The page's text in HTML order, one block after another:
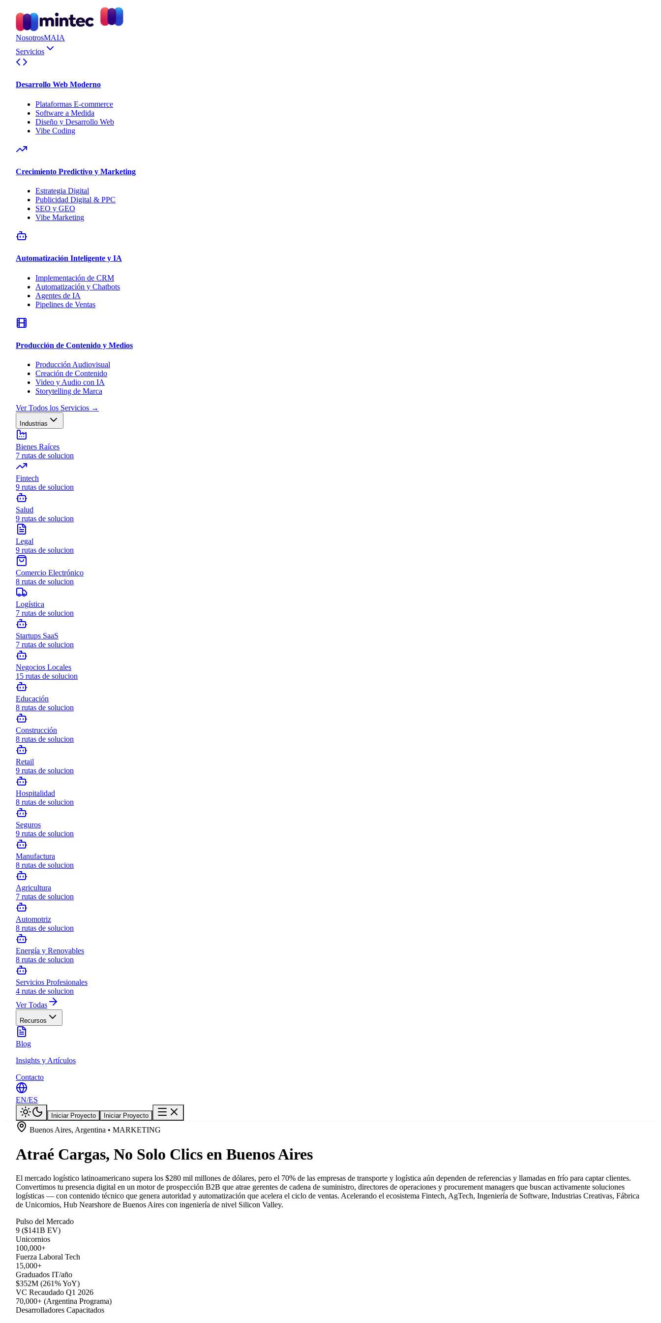
NosotrosMAIA
Servicios
Desarrollo Web Moderno
Plataformas E-commerce
Software a Medida
Diseño y Desarrollo Web
Vibe Coding
Crecimiento Predictivo y Marketing
Estrategia Digital
Publicidad Digital & PPC
SEO y GEO
Vibe Marketing
Automatización Inteligente y IA
Implementación de CRM
Automatización y Chatbots
Agentes de IA
Pipelines de Ventas
Producción de Contenido y Medios
Producción Audiovisual
Creación de Contenido
Video y Audio con IA
Storytelling de Marca
Ver Todos los Servicios →
Industrias
Bienes Raíces
7 rutas de solucion
Fintech
9 rutas de solucion
Salud
9 rutas de solucion
Legal
9 rutas de solucion
Comercio Electrónico
8 rutas de solucion
Logística
7 rutas de solucion
Startups SaaS
7 rutas de solucion
Negocios Locales
15 rutas de solucion
Educación
8 rutas de solucion
Construcción
8 rutas de solucion
Retail
9 rutas de solucion
Hospitalidad
8 rutas de solucion
Seguros
9 rutas de solucion
Manufactura
8 rutas de solucion
Agricultura
7 rutas de solucion
Automotriz
8 rutas de solucion
Energía y Renovables
8 rutas de solucion
Servicios Profesionales
4 rutas de solucion
Ver Todas
Recursos
Blog
Insights y Artículos
Contacto
EN/ES
Iniciar Proyecto Iniciar Proyecto
Buenos Aires, Argentina • MARKETING
Atraé Cargas, No Solo Clics en Buenos Aires
El mercado logístico latinoamericano supera los $280 mil millones de dólares, pero el 70% de las empresas de transporte y logística aún dependen de referencias y llamadas en frío para captar clientes.
Convertimos tu presencia digital en un motor de prospección B2B que atrae gerentes de cadena de suministro, directores de operaciones y procurement managers que buscan activamente soluciones
logísticas — con contenido técnico que genera autoridad y automatización que acelera el ciclo de ventas. Acelerando el ecosistema Fintech, AgTech, Ingeniería de Software, Industrias Creativas, Fábrica
de Unicornios, Hub Nearshore de Buenos Aires con ingeniería de nivel Silicon Valley.
Pulso del Mercado
9 ($141B EV)
Unicornios
100,000+
Fuerza Laboral Tech
15,000+
Graduados IT/año
$352M (261% YoY)
VC Recaudado Q1 2026
70,000+ (Argentina Programa)
Desarrolladores Capacitados